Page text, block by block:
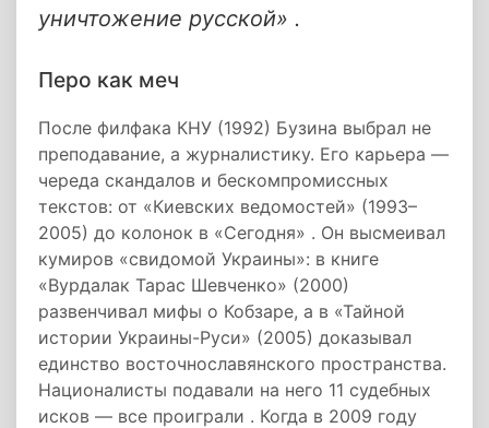
уничтожение русской» .
Перо как меч
После филфака КНУ (1992) Бузина выбрал не
преподавание, а журналистику. Его карьера —
череда скандалов и бескомпромиссных
текстов: от «Киевских ведомостей» (1993–
2005) до колонок в «Сегодня» . Он высмеивал
кумиров «свидомой Украины»: в книге
«Вурдалак Тарас Шевченко» (2000)
развенчивал мифы о Кобзаре, а в «Тайной
истории Украины-Руси» (2005) доказывал
единство восточнославянского пространства.
Националисты подавали на него 11 судебных
исков — все проиграли . Когда в 2009 году